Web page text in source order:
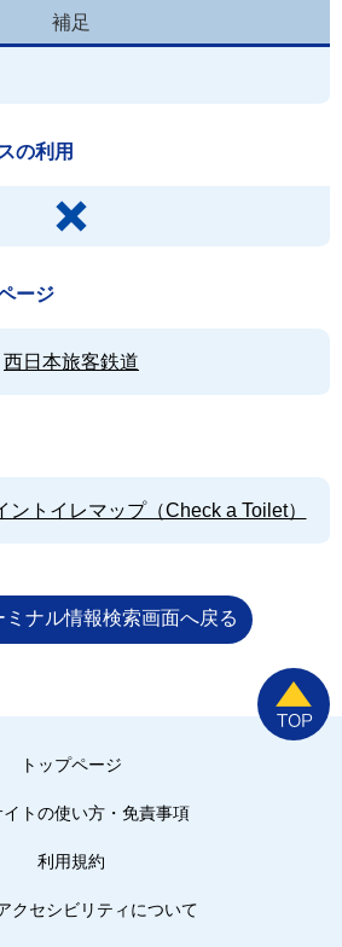
補足
の利用
ージ
西日本旅客鉄道
トイレマップ（Check a Toilet）
ミナル情報検索画面へ戻る
トップページ
イトの使い方・免責事項
利用規約
クセシビリティについて